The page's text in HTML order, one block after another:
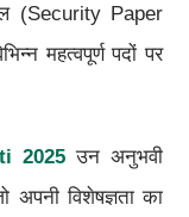
(Security Paper
महत्वपूर्ण पदों पर
2025 उन अनुभवी
विशेषज्ञता का